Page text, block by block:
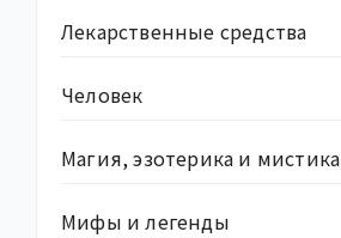
Лекарственные средства
Человек
Магия, эзотерика и мистика
Мифы и легенды